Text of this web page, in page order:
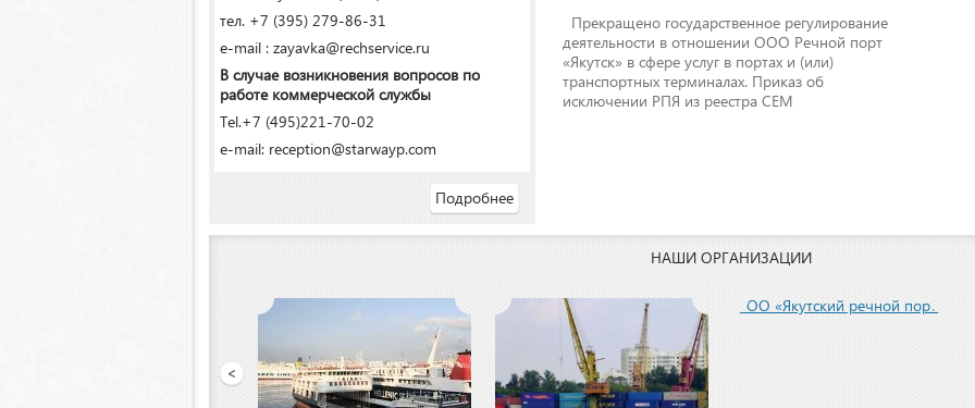
тел. +7 (395) 279-86-31
e-mail : zayavka@rechservice.ru
В случае возникновения вопросов по
работе коммерческой службы
Tel.+7 (495)221-70-02
e-mail: reception@starwayp.com
Подробнее
Прекращено государственное регулирование
деятельности в отношении ООО Речной порт
«Якутск» в сфере услуг в портах и (или)
транспортных терминалах. Приказ об
исключении РПЯ из реестра СЕМ
НАШИ ОРГАНИЗАЦИИ
<
ООО «Якутский речной порт»